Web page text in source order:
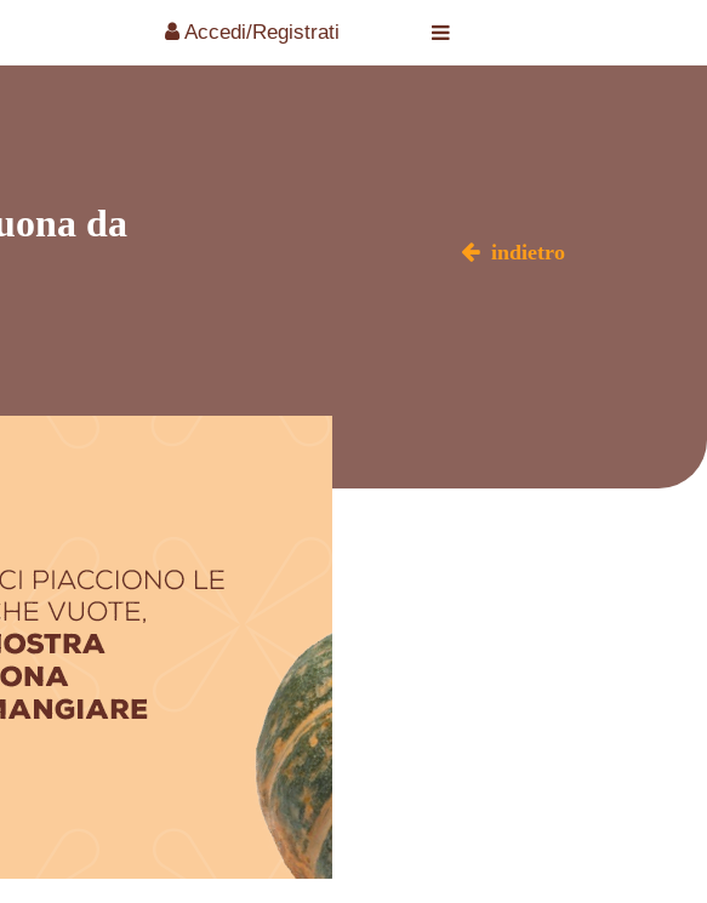
Accedi/Registrati
da
indietro